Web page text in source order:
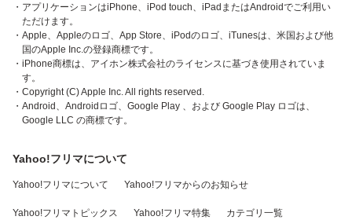
・アプリケーションはiPhone、iPod touch、iPadまたはAndroidでご利用い
ただけます。
・Apple、Appleのロゴ、App Store、iPodのロゴ、iTunesは、米国および他
国のApple Inc.の登録商標です。
・iPhone商標は、アイホン株式会社のライセンスに基づき使用されていま
す。
・Copyright (C) Apple Inc. All rights reserved.
・Android、Androidロゴ、Google Play 、および Google Play ロゴは、
Google LLC の商標です。
Yahoo!フリマについて
Yahoo!フリマについて Yahoo!フリマからのお知らせ
Yahoo!フリマトピックス Yahoo!フリマ特集 カテゴリ一覧